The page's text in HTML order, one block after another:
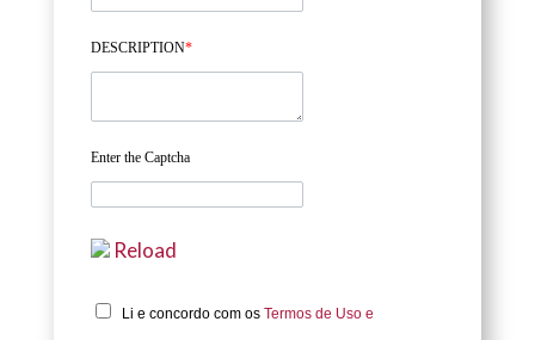
DESCRIPTION*
Enter the Captcha
Reload
Li e concordo com os Termos de Uso e